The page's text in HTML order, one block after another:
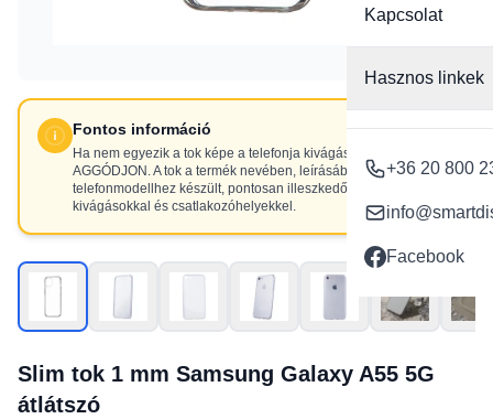
Kapcsolat
Hasznos linkek
+36 20 800
Facebook
Fontos információ
Ha nem egyezik a tok képe a telefonja kivágásaival, NE
AGGÓDJON. A tok a termék nevében, leírásában szereplő
telefonmodellhez készült, pontosan illeszkedő
kivágásokkal és csatlakozóhelyekkel.
Slim tok 1 mm Samsung Galaxy A55 5G
átlátszó